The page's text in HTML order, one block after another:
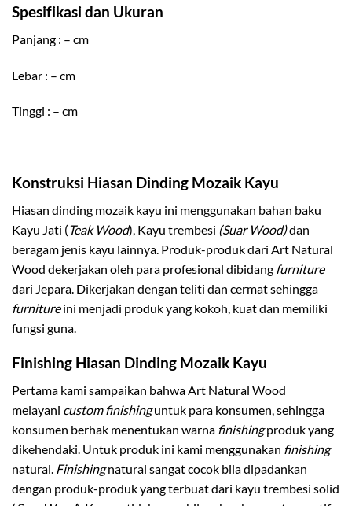
Spesifikasi dan Ukuran
Panjang : – cm
Lebar : – cm
Tinggi : – cm
Konstruksi Hiasan Dinding Mozaik Kayu
Hiasan dinding mozaik kayu ini menggunakan bahan baku
Kayu Jati (Teak Wood), Kayu trembesi (Suar Wood)dan
beragam jenis kayu lainnya. Produk-produk dari Art Natural
Wood dekerjakan oleh para profesional dibidang furniture
dari Jepara. Dikerjakan dengan teliti dan cermat sehingga
furnitureini menjadi produk yang kokoh, kuat dan memiliki
fungsi guna.
Finishing Hiasan Dinding Mozaik Kayu
Pertama kami sampaikan bahwa Art Natural Wood
melayani custom finishinguntuk para konsumen, sehingga
konsumen berhak menentukan warna finishingproduk yang
dikehendaki. Untuk produk ini kami menggunakan finishing
natural. Finishingnatural sangat cocok bila dipadankan
dengan produk-produk yang terbuat dari kayu trembesi solid